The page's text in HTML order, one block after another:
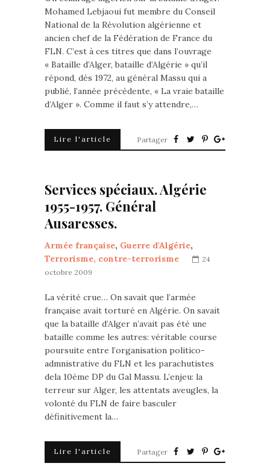
Mohamed Lebjaoui fut membre du Conseil
National de la Révolution algérienne et
ancien chef de la Fédération de France du
FLN. C’est à ces titres que dans l’ouvrage
« Bataille d’Alger, bataille d’Algérie » qu’il
répond, dès 1972, au général Massu qui a
publié, l’année précédente, « La vraie bataille
d’Alger ». Comme il faut s’y attendre,…
Lire l'article Partager
Services spéciaux. Algérie
1955-1957. Général
Ausaresses.
Armée française, Guerre d'Algérie,
Terrorisme, contre-terrorisme
24
octobre 2009
La vérité crue… On savait que l’armée
française avait torturé en Algérie. On savait
que la bataille d’Alger n’avait pas été une
bataille comme les autres: véritable course
poursuite entre l’organisation politico-
admnistrative du FLN et les parachutistes
dela 10ème DP du Gal Massu. L’enjeu: la
terreur sur Alger, les attentats aveugles, la
volonté du FLN de faire basculer
définitivement la…
Lire l'article Partager